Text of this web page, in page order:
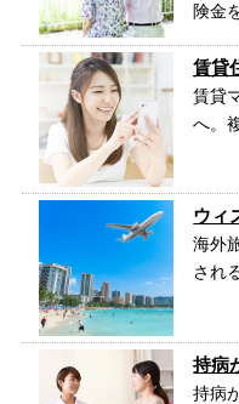
険金
賃貸
賃貸
へ。
ウィ
海外
され
持病
持病